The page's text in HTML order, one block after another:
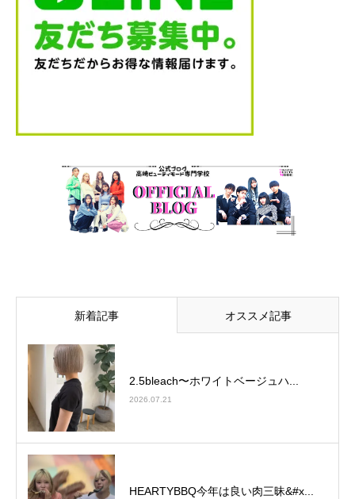
新着記事 オススメ記事
2.5bleach〜ホワイトベージュ⁡ハ...
2026.07.21
HEARTYBBQ今年は良い肉三昧&#x...